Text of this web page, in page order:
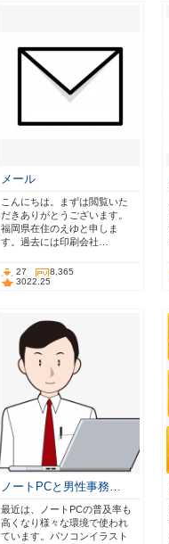
メール
こんにちは。まずは閲覧いた
だきありがとうございます。
福岡県在住のえゆと申しま
す。過去には印刷会社…
27
8,365
3022.25
ノートPCと男性事務…
最近は、ノートPCの普及率も
高くなり様々な環境で使われ
ています。パソコンイラスト